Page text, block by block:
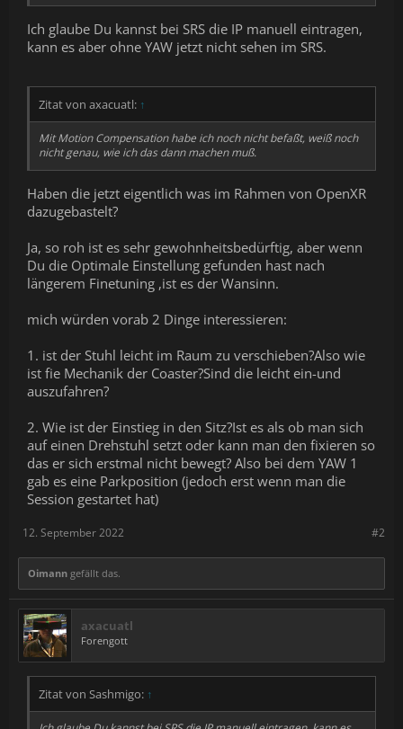
Ich glaube Du kannst bei SRS die IP manuell eintragen,
kann es aber ohne YAW jetzt nicht sehen im SRS.
Zitat von axacuatl: ↑
Mit Motion Compensation habe ich noch nicht befaßt, weiß noch
nicht genau, wie ich das dann machen muß.
Haben die jetzt eigentlich was im Rahmen von OpenXR
dazugebastelt?
Ja, so roh ist es sehr gewohnheitsbedürftig, aber wenn
Du die Optimale Einstellung gefunden hast nach
längerem Finetuning ,ist es der Wansinn.
mich würden vorab 2 Dinge interessieren:
1. ist der Stuhl leicht im Raum zu verschieben?Also wie
ist fie Mechanik der Coaster?Sind die leicht ein-und
auszufahren?
2. Wie ist der Einstieg in den Sitz?Ist es als ob man sich
auf einen Drehstuhl setzt oder kann man den fixieren so
das er sich erstmal nicht bewegt? Also bei dem YAW 1
gab es eine Parkposition (jedoch erst wenn man die
Session gestartet hat)
#2
12. September 2022
Oimann gefällt das.
axacuatl
Forengott
Zitat von Sashmigo: ↑